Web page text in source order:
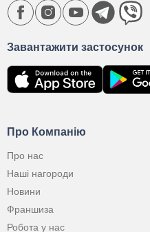
Про Компанію
Про нас
Наші нагороди
Новини
Франшиза
Робота у нас
Завантажити застосунок